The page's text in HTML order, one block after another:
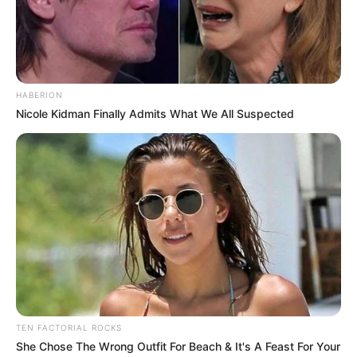
Επισκεφτείτε
ψάχνετε πραγματικά να βρείτε την αλήθεια… Η
Ενημέρωση που δεν θα ακούσετε ποτέ από τα
κυρίαρχα ΜΜΕ… Υποστηρίξτε αυτόν τον αγώνα με
την εγγραφή, τα κόσμια σχόλια και τα λάικ σας…
HABERION
Nicole Kidman Finally Admits What We All Suspected
TEN FACTORIAL ROCKS
She Chose The Wrong Outfit For Beach & It's A Feast For Your